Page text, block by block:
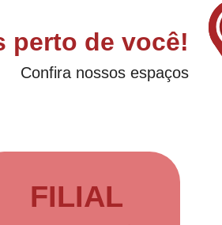
perto de você!
Confira nossos espaços
FILIAL